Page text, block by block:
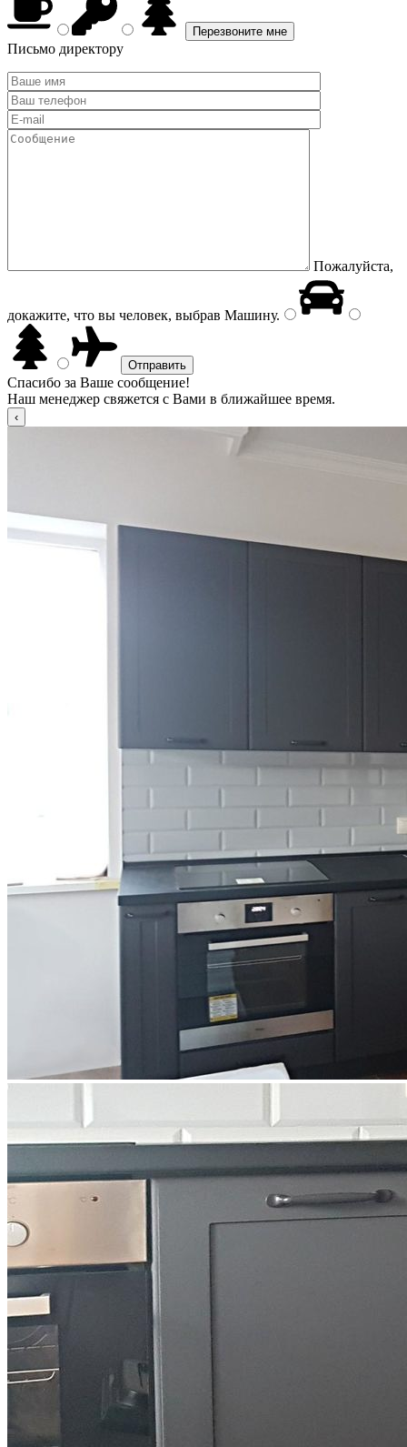
Письмо директору
Пожалуйста,
докажите, что вы человек, выбрав Машину.
Спасибо за Ваше сообщение!
Наш менеджер свяжется с Вами в ближайшее время.